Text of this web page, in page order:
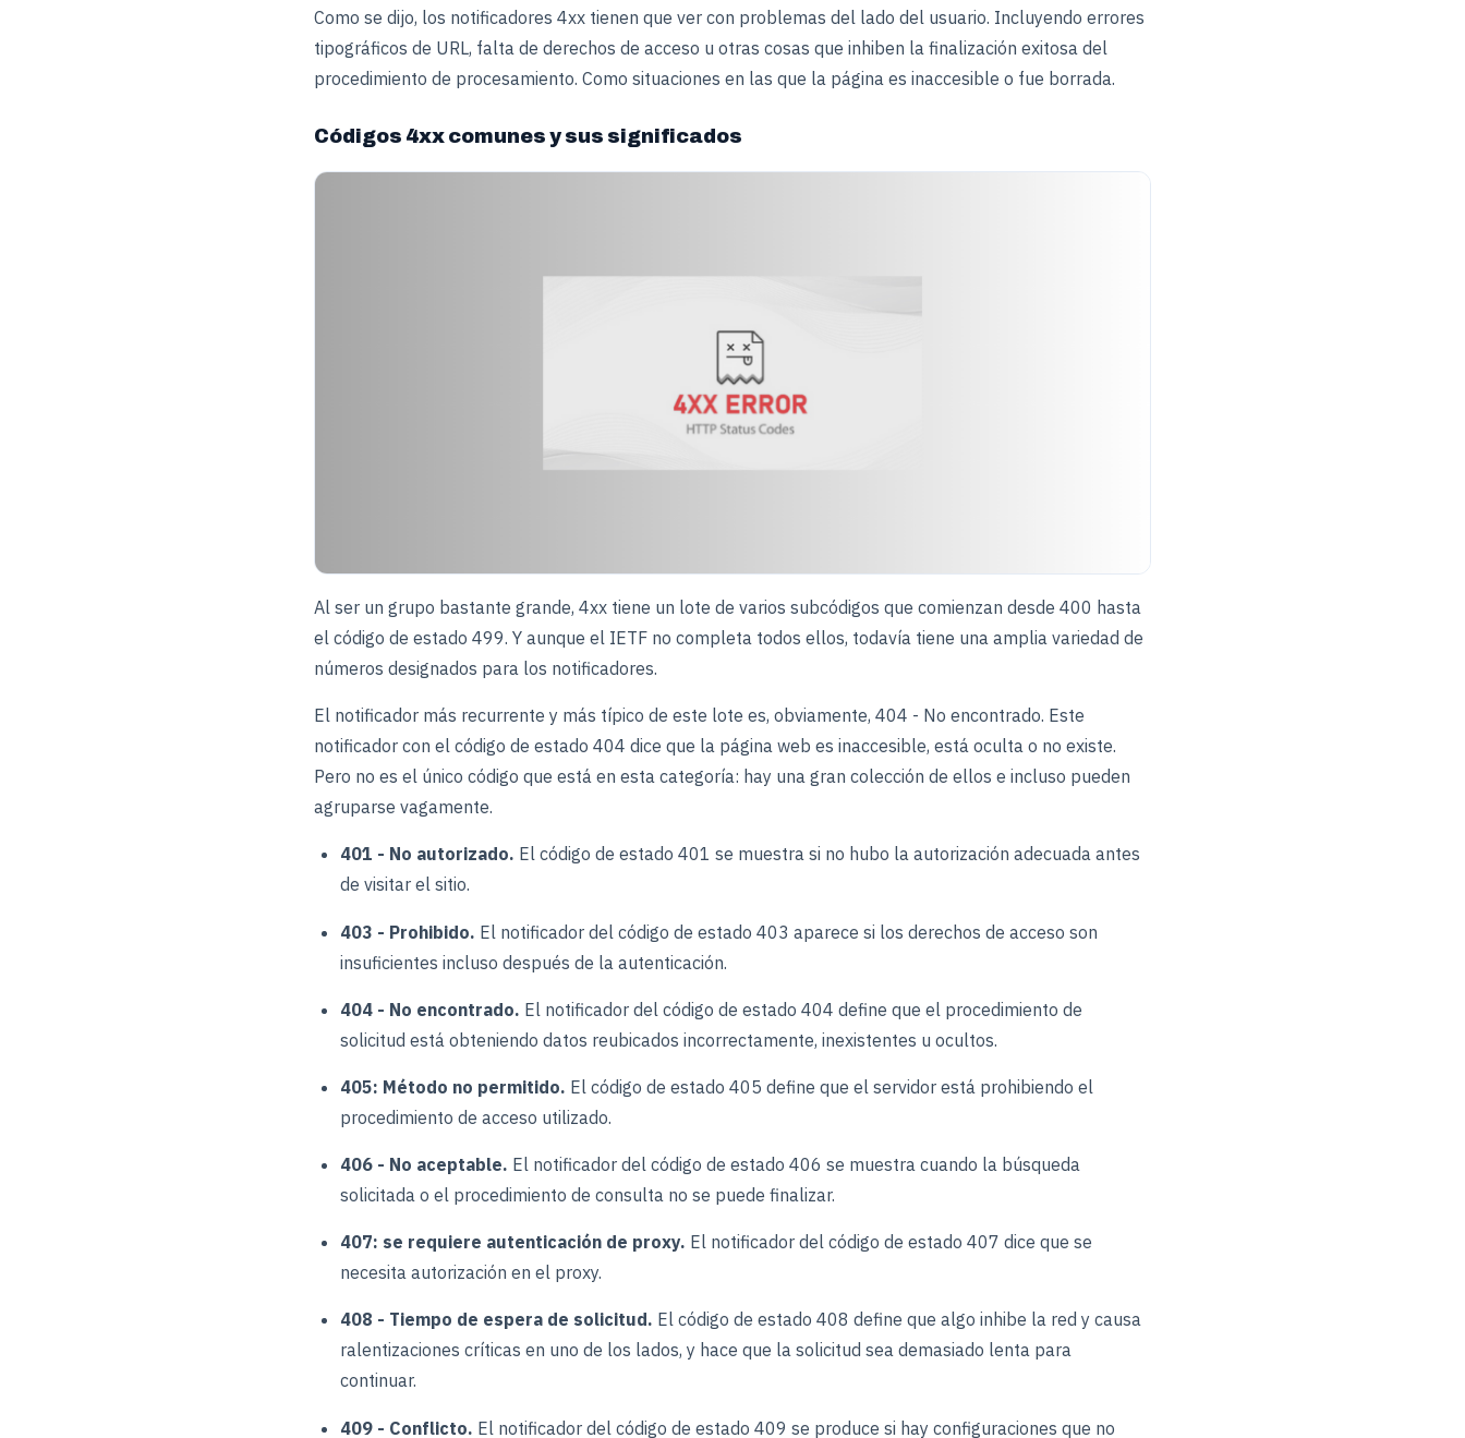
Como se dijo, los notificadores 4xx tienen que ver con problemas del lado del usuario. Incluyendo errores
tipográficos de URL, falta de derechos de acceso u otras cosas que inhiben la finalización exitosa del
procedimiento de procesamiento. Como situaciones en las que la página es inaccesible o fue borrada.
Códigos 4xx comunes y sus significados
Al ser un grupo bastante grande, 4xx tiene un lote de varios subcódigos que comienzan desde 400 hasta
el código de estado 499. Y aunque el IETF no completa todos ellos, todavía tiene una amplia variedad de
números designados para los notificadores.
El notificador más recurrente y más típico de este lote es, obviamente, 404 - No encontrado. Este
notificador con el código de estado 404 dice que la página web es inaccesible, está oculta o no existe.
Pero no es el único código que está en esta categoría: hay una gran colección de ellos e incluso pueden
agruparse vagamente.
401 - No autorizado. El código de estado 401 se muestra si no hubo la autorización adecuada antes
de visitar el sitio.
403 - Prohibido. El notificador del código de estado 403 aparece si los derechos de acceso son
insuficientes incluso después de la autenticación.
404 - No encontrado. El notificador del código de estado 404 define que el procedimiento de
solicitud está obteniendo datos reubicados incorrectamente, inexistentes u ocultos.
405: Método no permitido. El código de estado 405 define que el servidor está prohibiendo el
procedimiento de acceso utilizado.
406 - No aceptable. El notificador del código de estado 406 se muestra cuando la búsqueda
solicitada o el procedimiento de consulta no se puede finalizar.
407: se requiere autenticación de proxy. El notificador del código de estado 407 dice que se
necesita autorización en el proxy.
408 - Tiempo de espera de solicitud. El código de estado 408 define que algo inhibe la red y causa
ralentizaciones críticas en uno de los lados, y hace que la solicitud sea demasiado lenta para
continuar.
409 - Conflicto. El notificador del código de estado 409 se produce si hay configuraciones que no